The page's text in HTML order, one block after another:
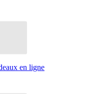
en ligne